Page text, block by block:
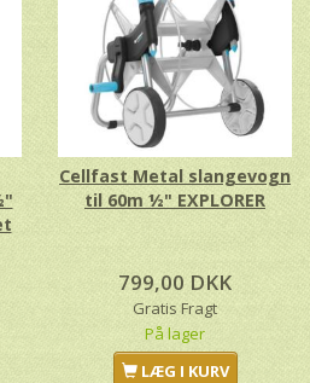
Cellfast Metal slangevogn
til 60m ½" EXPLORER
799,00 DKK
Gratis Fragt
På lager
LÆG I KURV